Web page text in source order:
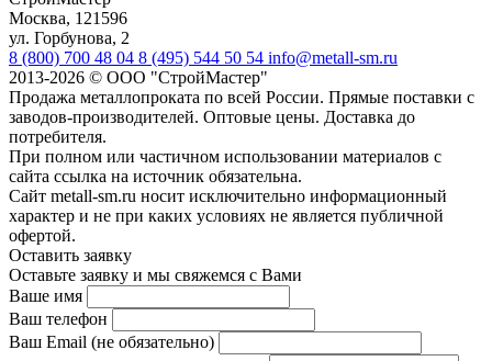
Москва, 121596
ул. Горбунова, 2
8 (800) 700 48 04 8 (495) 544 50 54 info@metall-sm.ru
2013-2026 © ООО "СтройМастер"
Продажа металлопроката по всей России. Прямые поставки с
заводов-производителей. Оптовые цены. Доставка до
потребителя.
При полном или частичном использовании материалов с
сайта ссылка на источник обязательна.
Сайт metall-sm.ru носит исключительно информационный
характер и не при каких условиях не является публичной
офертой.
Оставить заявку
Оставьте заявку и мы свяжемся с Вами
Ваше имя
Ваш телефон
Ваш Email (не обязательно)